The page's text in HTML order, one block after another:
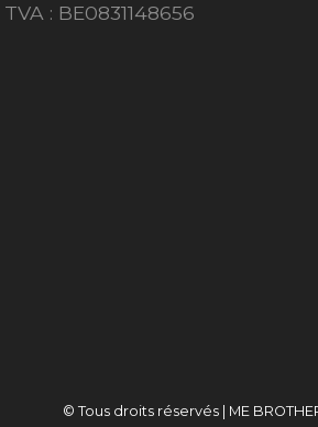
TVA : BE0831148656
© Tous droits réservés | ME